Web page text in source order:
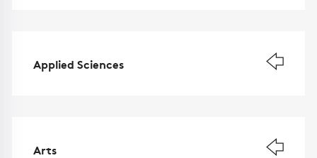
Applied Sciences
Arts